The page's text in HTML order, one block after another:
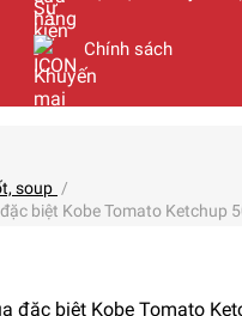
Chính sách
soup /
biệt Kobe Tomato Ketchup